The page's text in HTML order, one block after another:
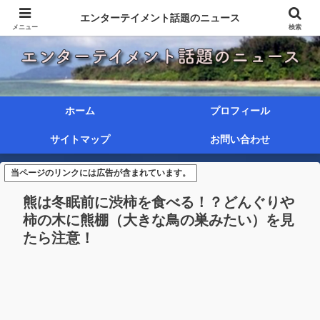
ホーム プロフィール
サイトマップ お問い合わせ
当ページのリンクには広告が含まれています。
熊は冬眠前に渋柿を食べる！？どんぐりや
柿の木に熊棚（大きな鳥の巣みたい）を見
たら注意！
メニュー
エンターテイメント話題のニュース
検索